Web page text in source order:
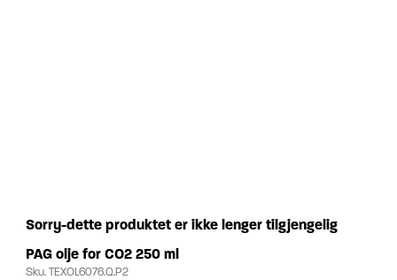
Sorry-dette produktet er ikke lenger tilgjengelig
PAG olje for CO2 250 ml
Sku.TEXOL6076.Q.P2